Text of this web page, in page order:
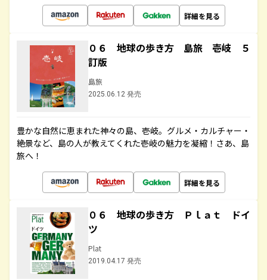
詳細を見る
０６ 地球の歩き方 島旅 壱岐 ５
訂版
島旅
2025.06.12 発売
豊かな自然に恵まれた神々の島、壱岐。グルメ・カルチャー・
絶景など、島の人が教えてくれた壱岐の魅力を凝縮！さあ、島
旅へ！
詳細を見る
０６ 地球の歩き方 Ｐｌａｔ ドイ
ツ
Plat
2019.04.17 発売